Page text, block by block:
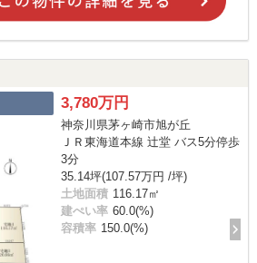
3,780万円
神奈川県茅ヶ崎市旭が丘
ＪＲ東海道本線 辻堂 バス5分停歩
3分
35.14坪(107.57万円 /坪)
土地面積 116.17㎡
建ぺい率 60.0(%)
容積率 150.0(%)